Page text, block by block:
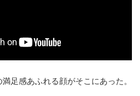
足感あふれる顔がそこにあった。